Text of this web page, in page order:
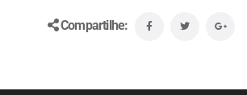
Compartilhe: